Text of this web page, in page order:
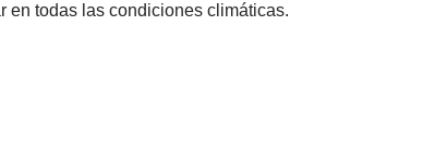
en todas las condiciones climáticas.